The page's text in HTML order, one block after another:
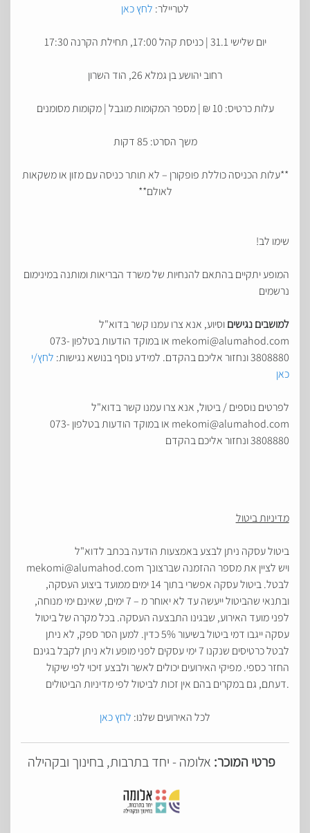
לטריילר: לחץ כאן
יום שלישי 31.1 | כניסת קהל 17:00, תחילת הקרנה 17:30
רחוב יהושע בן גמלא 26, הוד השרון
עלות כרטיס: 10 ₪ | מספר המקומות מוגבל | מקומות מסומנים
משך הסרט: 85 דקות
**עלות הכניסה כוללת פופקורן – לא תותר כניסה עם מזון או משקאות
לאולם**
שימו לב!
המופע יתקיים בהתאם להנחיות של משרד הבריאות ומותנה במינימום
נרשמים
למושבים נגישיםוסיוע, אנא צרו עמנו קשר בדוא"ל
mekomi@alumahod.com או במוקד הודעות בטלפון 073-
3808880 ונחזור אליכם בהקדם. למידע נוסף בנושא נגישות:
לחץ/י
כאן
לפרטים נוספים / ביטול, אנא צרו עמנו קשר בדוא"ל
mekomi@alumahod.com או במוקד הודעות בטלפון 073-
3808880 ונחזור אליכם בהקדם
מדיניות ביטול
ביטול עסקה ניתן לבצע באמצעות הודעה בכתב לדוא"ל
mekomi@alumahod.com ויש לציין את מספר ההזמנה שברצונך
לבטל. ביטול עסקה אפשרי בתוך 14 ימים ממועד ביצוע העסקה,
ובתנאי שהביטול ייעשה עד לא יאוחר מ – 7 ימים, שאינם ימי מנוחה,
לפני מועד האירוע, שבגינו התבצעה העסקה. בכל מקרה של ביטול
עסקה ייגבו דמי ביטול בשיעור 5% כדין. למען הסר ספק, לא ניתן
לבטל כרטיסים שנקנו 7 ימי עסקים לפני מופע ולא ניתן לקבל בגינם
החזר כספי. מפיקי האירועים יכולים לאשר ולבצע זיכוי לפי שיקול
דעתם, גם במקרים בהם אין זכות לביטול לפי מדיניות הביטולים.
לכל האירועים שלנו: לחץ כאן
פרטי המוכר: אלומה - יחד בתרבות, בחינוך ובקהילה